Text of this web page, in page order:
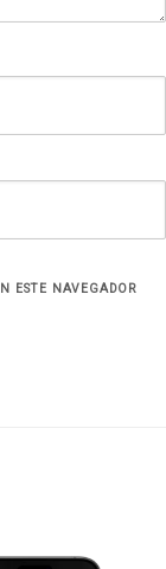
ESTE NAVEGADOR